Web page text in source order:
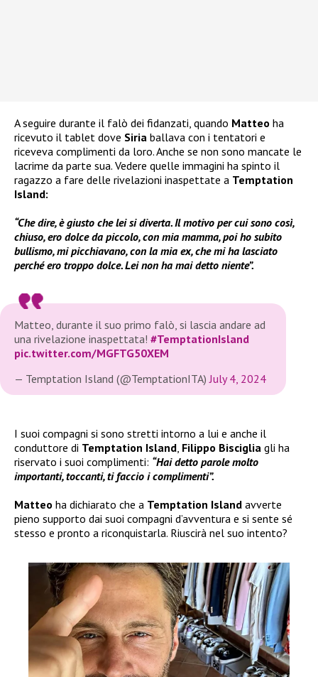
A seguire durante il falò dei fidanzati, quando Matteo ha
ricevuto il tablet dove Siria ballava con i tentatori e
riceveva complimenti da loro. Anche se non sono mancate le
lacrime da parte sua. Vedere quelle immagini ha spinto il
ragazzo a fare delle rivelazioni inaspettate a Temptation
Island:
“Che dire, è giusto che lei si diverta. Il motivo per cui sono così,
chiuso, ero dolce da piccolo, con mia mamma, poi ho subito
bullismo, mi picchiavano, con la mia ex, che mi ha lasciato
perché ero troppo dolce. Lei non ha mai detto niente”.
Matteo, durante il suo primo falò, si lascia andare ad
una rivelazione inaspettata! #TemptationIsland
pic.twitter.com/MGFTG50XEM
— Temptation Island (@TemptationITA)July 4, 2024
I suoi compagni si sono stretti intorno a lui e anche il
conduttore di Temptation Island, Filippo Bisciglia gli ha
riservato i suoi complimenti: “Hai detto parole molto
importanti, toccanti, ti faccio i complimenti”.
Matteo ha dichiarato che a Temptation Island avverte
pieno supporto dai suoi compagni d’avventura e si sente sé
stesso e pronto a riconquistarla. Riuscirà nel suo intento?